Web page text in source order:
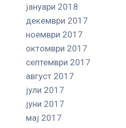
јануари 2018
декември 2017
ноември 2017
октомври 2017
септември 2017
август 2017
јули 2017
јуни 2017
мај 2017